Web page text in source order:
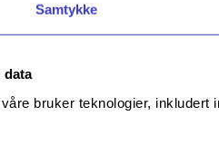
Samtykke
data
bruker teknologier,